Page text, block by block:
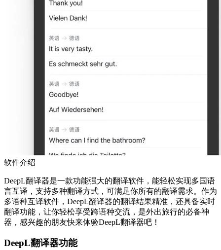
软件介绍
DeepL翻译器是一款功能强大的翻译软件，能轻松实现多国语
言互译，支持多种翻译方式，可满足你所有的翻译需求。作为
多语种互译软件，DeepL翻译器的翻译结果精准，还具备实时
翻译功能，让你轻松享受跨语种交流，是外出旅行的必备神
器，感兴趣的朋友快来体验DeepL翻译器吧！
DeepL翻译器功能